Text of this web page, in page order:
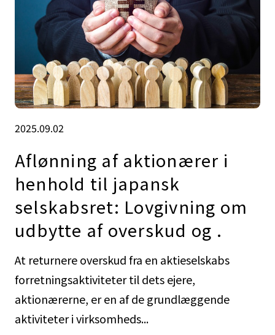
2025.09.02
Aflønning af aktionærer i
henhold til japansk
selskabsret: Lovgivning om
udbytte af overskud og .
At returnere overskud fra en aktieselskabs
forretningsaktiviteter til dets ejere,
aktionærerne, er en af de grundlæggende
aktiviteter i virksomheds...